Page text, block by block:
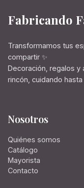
Fabricando
Transformamos tus
compartir ✨
Decoración, regalos y
rincón, cuidando
Nosotros
Quiénes somos
Catálogo
Mayorista
Contacto